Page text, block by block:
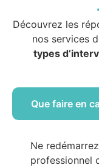
Découvrez les
nos services
types
Que faire en
Ne
professionnel